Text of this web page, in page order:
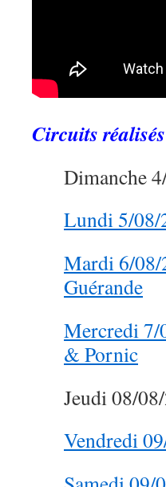
Circuits
Dimanche
Lundi 5/08/
Mardi 6/
Guérande
Mercredi 7/
& Pornic
Jeudi 08/
Vendredi